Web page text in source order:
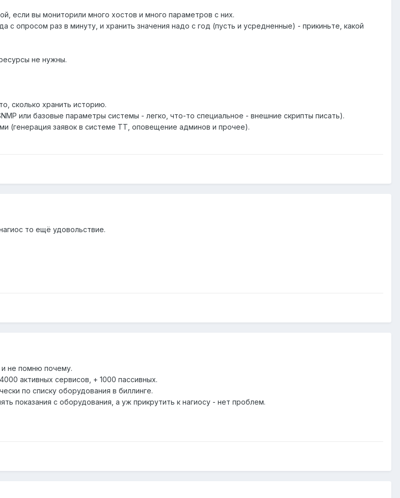
если вы мониторили много хостов и много параметров с них.
с опросом раз в минуту, и хранить значения надо с год (пусть и усредненные) - прикиньте, какой
не нужны.
сколько хранить историю.
или базовые параметры системы - легко, что-то специальное - внешние скрипты писать).
(генерация заявок в системе ТТ, оповещение админов и прочее).
то ещё удовольствие.
не помню почему.
активных сервисов, + 1000 пассивных.
по списку оборудования в биллинге.
показания с оборудования, а уж прикрутить к нагиосу - нет проблем.